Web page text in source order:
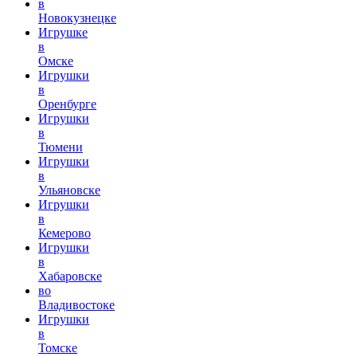
в
Новокузнецке
Игрушке
в
Омске
Игрушки
в
Оренбурге
Игрушки
в
Тюмени
Игрушки
в
Ульяновске
Игрушки
в
Кемерово
Игрушки
в
Хабаровске
во
Владивостоке
Игрушки
в
Томске